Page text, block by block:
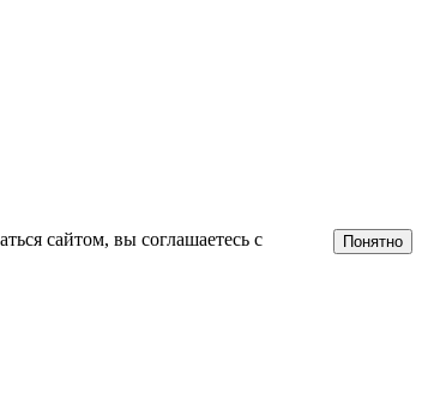
сайтом, вы соглашаетесь с
Понятно